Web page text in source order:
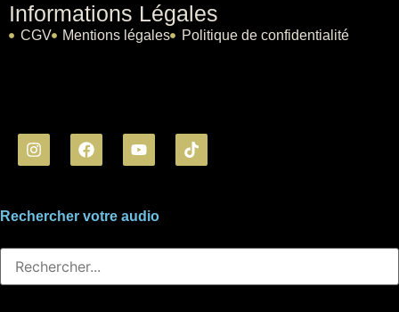
Informations Légales
CGV Mentions légales Politique de confidentialité
Rechercher votre audio